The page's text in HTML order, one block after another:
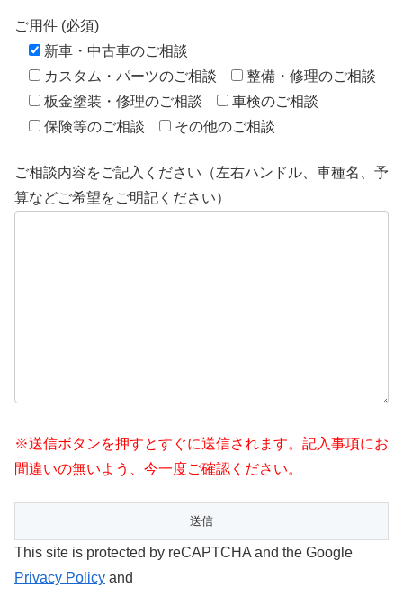
ご用件 (必須)
新車・中古車のご相談
カスタム・パーツのご相談
整備・修理のご相談
板金塗装・修理のご相談
車検のご相談
保険等のご相談
その他のご相談
ご相談内容をご記入ください（左右ハンドル、車種名、予
算などご希望をご明記ください）
※送信ボタンを押すとすぐに送信されます。記入事項にお
間違いの無いよう、今一度ご確認ください。
This site is protected by reCAPTCHA and the Google
Privacy Policy and